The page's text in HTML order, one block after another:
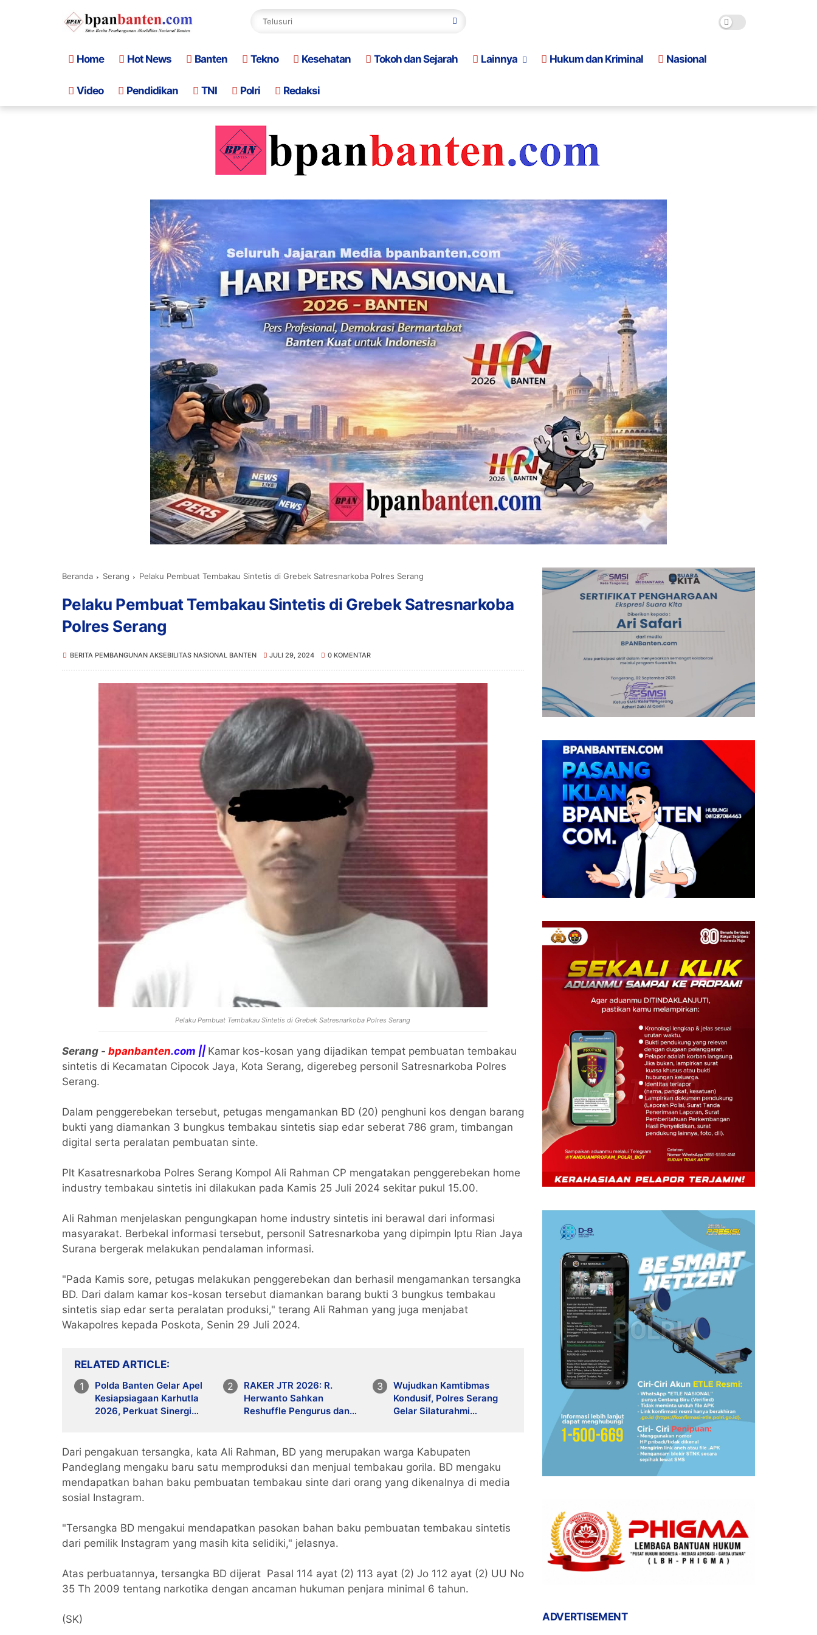
Home Hot News Banten Tekno Kesehatan Tokoh dan Sejarah Lainnya Hukum dan Kriminal Nasional
Video Pendidikan TNI Polri Redaksi
Beranda Serang Pelaku Pembuat Tembakau Sintetis di Grebek Satresnarkoba Polres Serang
Pelaku Pembuat Tembakau Sintetis di Grebek Satresnarkoba
Polres Serang
BERITA PEMBANGUNAN AKSEBILITAS NASIONAL BANTEN JULI 29, 2024 0 KOMENTAR
Pelaku Pembuat Tembakau Sintetis di Grebek Satresnarkoba Polres Serang
Serang - bpanbanten.com || Kamar kos-kosan yang dijadikan tempat pembuatan tembakau
sintetis di Kecamatan Cipocok Jaya, Kota Serang, digerebeg personil Satresnarkoba Polres
Serang.
Dalam penggerebekan tersebut, petugas mengamankan BD (20) penghuni kos dengan barang
bukti yang diamankan 3 bungkus tembakau sintetis siap edar seberat 786 gram, timbangan
digital serta peralatan pembuatan sinte.
Plt Kasatresnarkoba Polres Serang Kompol Ali Rahman CP mengatakan penggerebekan home
industry tembakau sintetis ini dilakukan pada Kamis 25 Juli 2024 sekitar pukul 15.00.
Ali Rahman menjelaskan pengungkapan home industry sintetis ini berawal dari informasi
masyarakat. Berbekal informasi tersebut, personil Satresnarkoba yang dipimpin Iptu Rian Jaya
Surana bergerak melakukan pendalaman informasi.
"Pada Kamis sore, petugas melakukan penggerebekan dan berhasil mengamankan tersangka
BD. Dari dalam kamar kos-kosan tersebut diamankan barang bukti 3 bungkus tembakau
sintetis siap edar serta peralatan produksi," terang Ali Rahman yang juga menjabat
Wakapolres kepada Poskota, Senin 29 Juli 2024.
RELATED ARTICLE
Polda Banten Gelar Apel
Kesiapsiagaan Karhutla
2026, Perkuat Sinergi
RAKER JTR 2026: R.
Herwanto Sahkan
Reshuffle Pengurus dan
Wujudkan Kamtibmas
Kondusif, Polres Serang
Gelar Silaturahmi
Dari pengakuan tersangka, kata Ali Rahman, BD yang merupakan warga Kabupaten
Pandeglang mengaku baru satu memproduksi dan menjual tembakau gorila. BD mengaku
mendapatkan bahan baku pembuatan tembakau sinte dari orang yang dikenalnya di media
sosial Instagram.
"Tersangka BD mengakui mendapatkan pasokan bahan baku pembuatan tembakau sintetis
dari pemilik Instagram yang masih kita selidiki," jelasnya.
Atas perbuatannya, tersangka BD dijerat Pasal 114 ayat (2) 113 ayat (2) Jo 112 ayat (2) UU No
35 Th 2009 tentang narkotika dengan ancaman hukuman penjara minimal 6 tahun.
(SK) ADVERTISEMENT